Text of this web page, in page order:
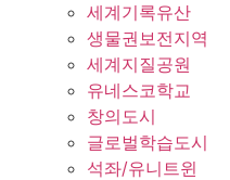
세계기록유산
생물권보전지역
세계지질공원
유네스코학교
창의도시
글로벌학습도시
석좌/유니트윈